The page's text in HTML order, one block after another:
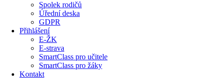
Spolek rodičů
Úřední deska
GDPR
Přihlášení
E-ŽK
E-strava
SmartClass pro učitele
SmartClass pro žáky
Kontakt